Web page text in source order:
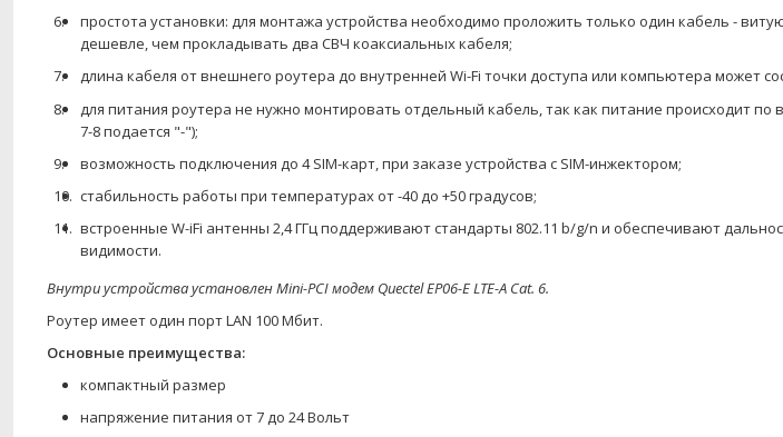
простота установки: для монтажа устройства необходимо проложить только один кабель -
дешевле, чем прокладывать два СВЧ коаксиальных кабеля;
длина кабеля от внешнего роутера до внутренней Wi-Fi точки доступа или компьютера может
для питания роутера не нужно монтировать отдельный кабель, так как питание происходит по
7-8 подается "-");
возможность подключения до 4 SIM-карт, при заказе устройства с SIM-инжектором;
стабильность работы при температурах от -40 до +50 градусов;
встроенные W-iFi антенны 2,4 ГГц поддерживают стандарты 802.11 b/g/n и обеспечивают
видимости.
Внутри устройства установлен Mini-PCI модем Quectel EP06-E LTE-A Cat. 6.
Роутер имеет один порт LAN 100 Мбит.
Основные преимущества:
компактный размер
напряжение питания от 7 до 24 Вольт